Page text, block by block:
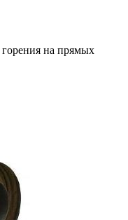
горения на прямых